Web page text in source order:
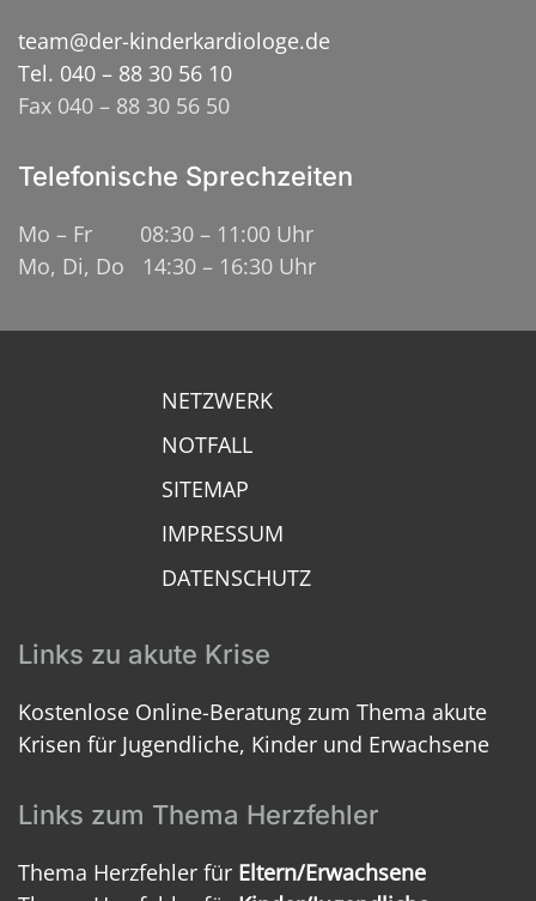
team@der-kinderkardiologe.de
Tel. 040 – 88 30 56 10
Fax 040 – 88 30 56 50
Telefonische Sprechzeiten
Mo – Fr 08:30 – 11:00 Uhr
Mo, Di, Do 14:30 – 16:30 Uhr
NETZWERK
NOTFALL
SITEMAP
IMPRESSUM
DATENSCHUTZ
Links zu akute Krise
Kostenlose Online-Beratung zum Thema akute
Krisen für Jugendliche, Kinder und Erwachsene
Links zum Thema Herzfehler
Thema Herzfehler für Eltern/Erwachsene